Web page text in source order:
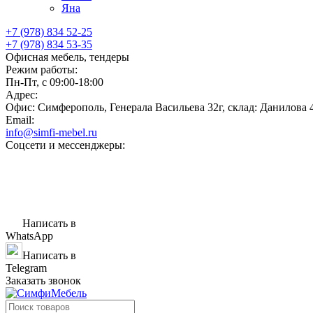
Яна
+7 (978) 834 52-25
+7 (978) 834 53-35
Офисная мебель, тендеры
Режим работы:
Пн-Пт, с 09:00-18:00
Адрес:
Офис: Симферополь, Генерала Васильева 32г, склад: Данилова
Email:
info@simfi-mebel.ru
Соцсети и мессенджеры:
Написать в
WhatsApp
Написать в
Telegram
Заказать звонок